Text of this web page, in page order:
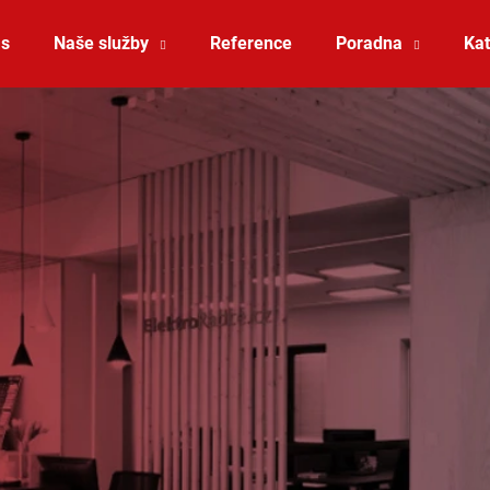
Naše služby Reference Poradna
Doporučujeme
ZÁVĚSNÉ SVÍTIDLO RANDO THIN
SAUNA LED